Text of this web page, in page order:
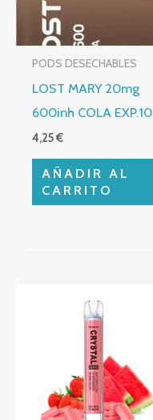
PODS DESECHABLES
LOST MARY 20mg
600inh COLA EXP.10
4,25€
AÑADIR AL
CARRITO